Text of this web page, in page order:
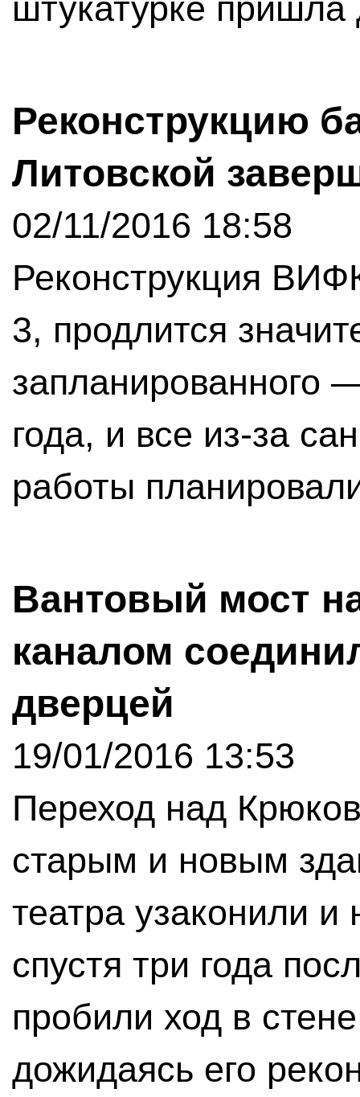
штукатурке
Реконструкцию
Литовской
02/11/2016 18:58
Реконструкция
3, продлится
запланированного
года, и все из-за
работы
Вантовый мост
каналом
дверцей
19/01/2016 13:53
Переход над
старым и новым
театра узаконили и
спустя три года
пробили ход в
дожидаясь его